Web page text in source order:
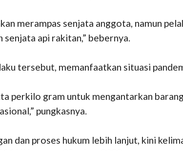
merampas senjata anggota, namun
api rakitan,” bebernya.
tersebut, memanfaatkan situasi
perkilo gram untuk mengantarkan
pungkasnya.
dan proses hukum lebih lanjut, kini